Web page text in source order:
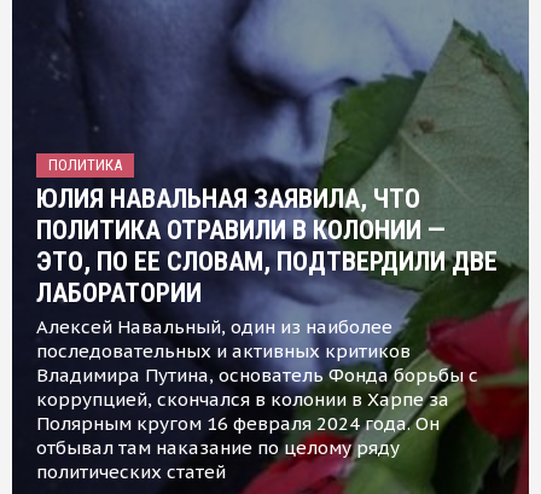
ПОЛИТИКА
ЮЛИЯ НАВАЛЬНАЯ ЗАЯВИЛА, ЧТО
ПОЛИТИКА ОТРАВИЛИ В КОЛОНИИ —
ЭТО, ПО ЕЕ СЛОВАМ, ПОДТВЕРДИЛИ ДВЕ
ЛАБОРАТОРИИ
Алексей Навальный, один из наиболее
последовательных и активных критиков
Владимира Путина, основатель Фонда борьбы с
коррупцией, скончался в колонии в Харпе за
Полярным кругом 16 февраля 2024 года. Он
отбывал там наказание по целому ряду
политических статей